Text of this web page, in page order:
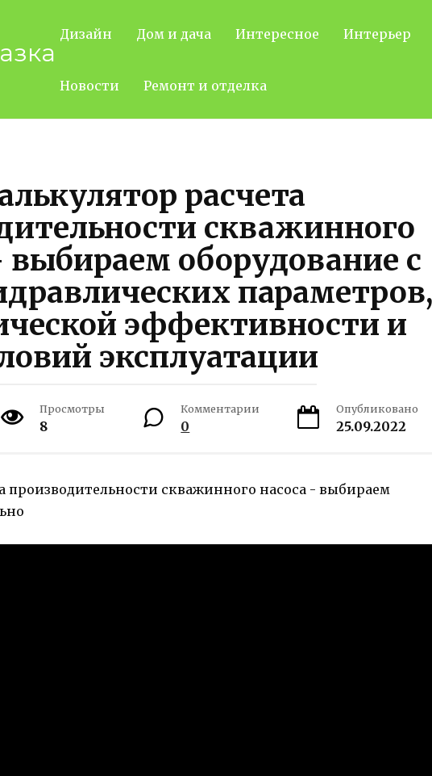
Дизайн Дом и дача Интересное Интерьер
Новости Ремонт и отделка
расчета
скважинного
оборудование с
параметров,
эффективности и
эксплуатации
Просмотры
8
Комментарии
0
Опубликовано
25.09.2022